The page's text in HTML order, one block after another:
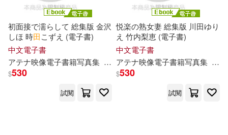
田中ねね(34) 田島美美(34)
（清）袁枚(34)
ビッグモーカル(33) 園都(33)
ラインコミュニケーションズ(32)
中信出版社(128)
時報出版(125)
初面接で濡らして 総集版 金沢
しほ 時田こずえ (電子書)
中文電子書
アテナ映像電子書籍写真集 時 田こずえ 金沢しほ
$530
試閱
悦楽の熟女妻 総集版 川田ゆり
え 竹内梨恵 (電子書)
中文電子書
アテナ映像電子書籍写真集 川
$530
試閱